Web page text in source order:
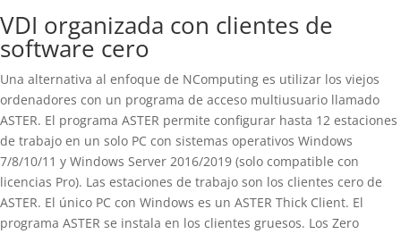
VDI organizada con clientes de
software cero
Una alternativa al enfoque de NComputing es utilizar los viejos
ordenadores con un programa de acceso multiusuario llamado
ASTER. El programa ASTER permite configurar hasta 12 estaciones
de trabajo en un solo PC con sistemas operativos Windows
7/8/10/11 y Windows Server 2016/2019 (solo compatible con
licencias Pro). Las estaciones de trabajo son los clientes cero de
ASTER. El único PC con Windows es un ASTER Thick Client. El
programa ASTER se instala en los clientes gruesos. Los Zero